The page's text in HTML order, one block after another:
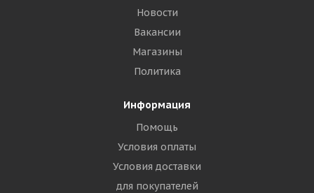
Новости
Вакансии
Магазины
Политика
Информация
Помощь
Условия оплаты
Условия доставки
для покупателей